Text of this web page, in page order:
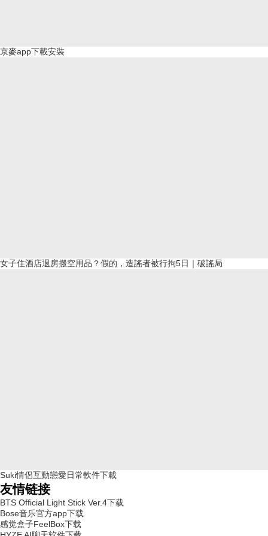
京麥app下載安裝
女子住酒店退房搬空用品？假的，造謠者被行拘5日｜破謠局
Suki情侶互動戀愛日常軟件下載
友情链接
BTS Official Light Stick Ver.4下载
Bose音乐官方app下载
感觉盒子FeelBox下载